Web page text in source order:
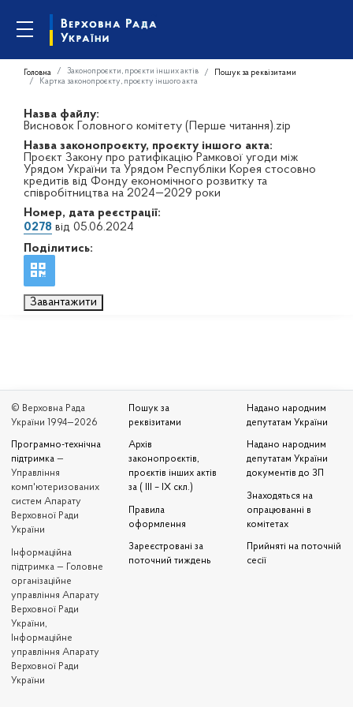
Головна Законопроєкти, проєкти інших актів
Пошук за реквізитами
Картка законопроєкту, проєкту іншого акта
Назва файлу:
Висновок Головного комітету (Перше читання).zip
Назва законопроєкту, проєкту іншого акта:
Проєкт Закону про ратифікацію Рамкової угоди між
Урядом України та Урядом Республіки Корея стосовно
кредитів від Фонду економічного розвитку та
співробітництва на 2024—2029 роки
Номер, дата реєстрації:
0278 від 05.06.2024
Поділитись:
Завантажити
© Верховна Рада
України 1994—2026
Програмно-технічна
підтримка —
Управління
комп'ютеризованих
систем Апарату
Верховної Ради
України
Iнформаційна
підтримка — Головне
організаційне
управління Апарату
Верховної Ради
України,
Інформаційне
управління Апарату
Верховної Ради
України
Пошук за
реквізитами
Архів
законопроєктів,
проєктів інших актів
за ( III – IX скл.)
Правила
оформлення
Зареєстровані за
поточний тиждень
Надано народним
депутатам України
Надано народним
депутатам України
документів до ЗП
Знаходяться на
опрацюванні в
комітетах
Прийняті на поточній
сесії